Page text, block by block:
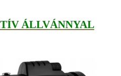
ÁLLVÁNNYAL